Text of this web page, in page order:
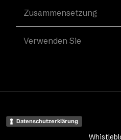
Zusammensetzung
Verwenden Sie
Datenschutzerklärung